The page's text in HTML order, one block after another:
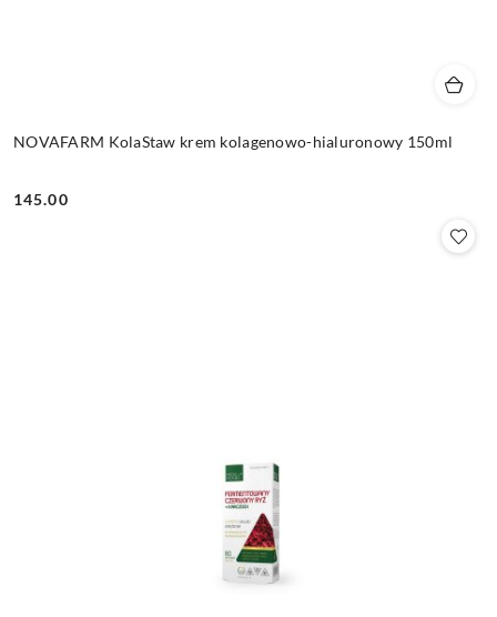
NOVAFARM KolaStaw krem kolagenowo-hialuronowy 150ml
Cena:
145.00